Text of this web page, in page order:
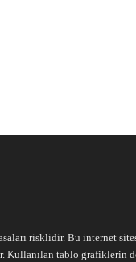
risklidir. Bu internet
tablo grafiklerin